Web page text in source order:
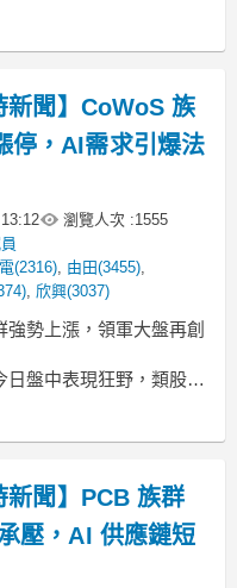
其華通、台表科盤中直
AI 伺服器需求，帶動高
載板訂單能見度提升，
新聞】CoWoS 族
停，AI需求引爆法
瀏覽人次 :1555
(2316), 由田(3455),
, 欣興(3037)
強勢上漲，領軍大盤再創
日盤中表現狂野，類股漲
檔指標股包括旺矽、中
來自市場對 AI 晶片需求
長，而 CoWoS 技術正
能晶片
新聞】PCB 族群
壓，AI 供應鏈短